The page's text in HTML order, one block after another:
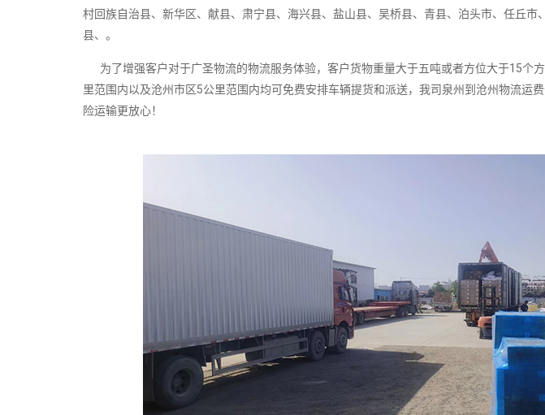
村回族自治县、新华区、献县、肃宁县、海兴县、盐山县、吴桥县、青县、泊头市、任丘市
县、。
为了增强客户对于广圣物流的物流服务体验，客户货物重量大于五吨或者方位大于15个
里范围内以及沧州市区5公里范围内均可免费安排车辆提货和派送，我司泉州到沧州物流运
险运输更放心！